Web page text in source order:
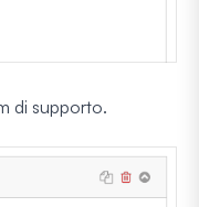
di supporto.